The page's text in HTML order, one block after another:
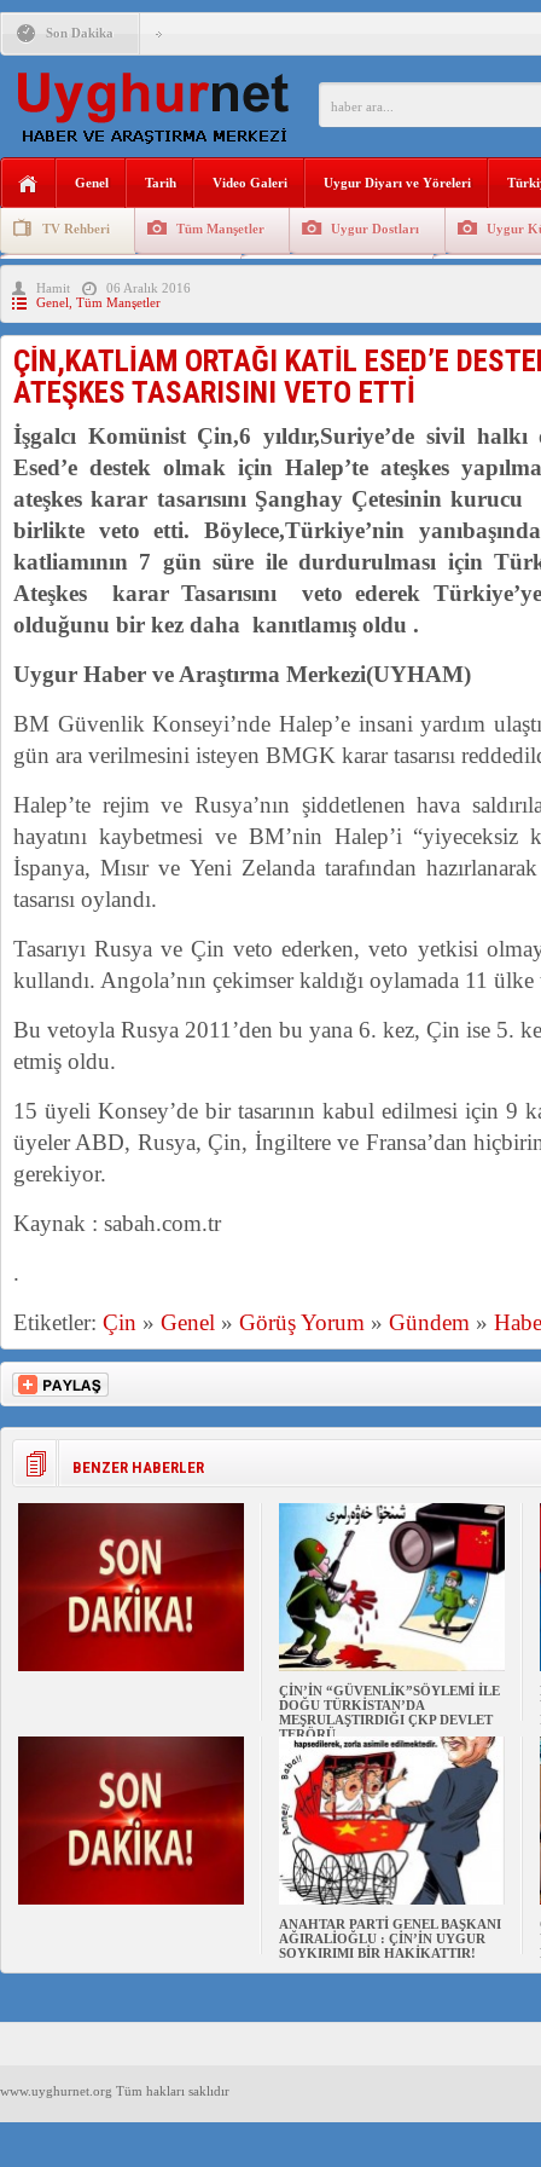
Son Dakika
ÇİN’İN “GÜVENLİK”SÖYLEMİ İLE DOĞU TÜRKİSTAN’DA
ANAHTAR PARTİ GENEL BAŞKANI AĞIRALİOĞLU :
DİYANET AKADEMİSİ BAŞKANI DOÇ.DR.KAAN : DOĞU
150 YILDIR KAYNAYAN YARAMIZ : ÇİN İŞGALİNDEKİ
ÇİN’İN UYGUR POLİTİKALARINI ÖVEN DİYANET
Genel Tarih Video Galeri Uygur Diyarı ve Yöreleri
TV Rehberi Tüm Manşetler Uygur Dostları Uygur
Uygurlarda Düğün ve Cenaze
Hamit
06 Aralık 2016
Genel Tüm Manşetler
ÇİN,KATLİAM ORTAĞI KATİL ESED’E
ATEŞKES TASARISINI VETO ETTİ
İşgalcı Komünist Çin,6 yıldır,Suriye’de sivil
Esed’e destek olmak için Halep’te ateşkes
ateşkes karar tasarısını Şanghay Çetesinin kurucu
birlikte veto etti. Böylece,Türkiye’nin
katliamının 7 gün süre ile durdurulması için
Ateşkes karar Tasarısını veto ederek
olduğunu bir kez daha kanıtlamış oldu .
Uygur Haber ve Araştırma Merkezi(UYHAM)
BM Güvenlik Konseyi’nde Halep’e insani yardım
gün ara verilmesini isteyen BMGK karar tasarısı
Halep’te rejim ve Rusya’nın şiddetlenen hava
hayatını kaybetmesi ve BM’nin Halep’i “yiyeceksiz
İspanya, Mısır ve Yeni Zelanda tarafından
tasarısı oylandı.
Tasarıyı Rusya ve Çin veto ederken, veto yetkisi
kullandı. Angola’nın çekimser kaldığı oylamada 11
Bu vetoyla Rusya 2011’den bu yana 6. kez, Çin ise 5.
etmiş oldu.
15 üyeli Konsey’de bir tasarının kabul edilmesi için 9
üyeler ABD, Rusya, Çin, İngiltere ve Fransa’dan
gerekiyor.
Kaynak : sabah.com.tr
.
Etiketler: Çin » Genel » Görüş Yorum » Gündem »
BENZER HABERLER
ÇİN’İN “GÜVENLİK”SÖYLEMİ İLE
DOĞU TÜRKİSTAN’DA
MEŞRULAŞTIRDIĞI ÇKP DEVLET
TERÖRÜ
ANAHTAR PARTİ GENEL BAŞKANI
AĞIRALİOĞLU : ÇİN’İN UYGUR
SOYKIRIMI BİR HAKİKATTIR!
www.uyghurnet.org Tüm hakları saklıdır